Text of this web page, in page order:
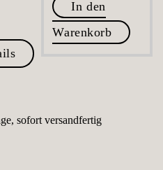
In den
Warenkorb
sofort versandfertig